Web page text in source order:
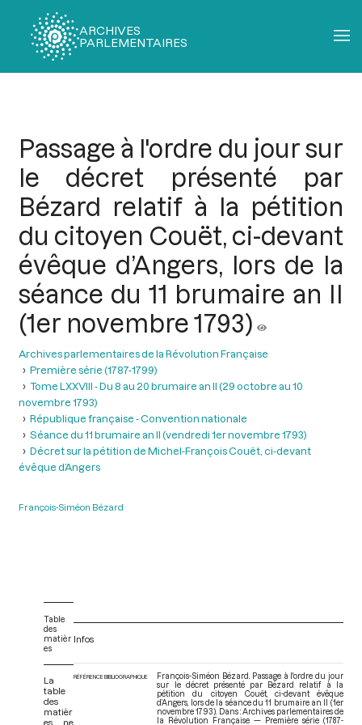
ARCHIVES
PARLEMENTAIRES
Passage à l'ordre du jour sur
le décret présenté par
Bézard relatif à la pétition
du citoyen Couët, ci-devant
évêque d’Angers, lors de la
séance du 11 brumaire an II
(1er novembre 1793)
Archives parlementaires de la Révolution Française
Première série (1787-1799)
Tome LXXVIII - Du 8 au 20 brumaire an II (29 octobre au 10
novembre 1793)
République française - Convention nationale
Séance du 11 brumaire an II (vendredi 1er novembre 1793)
Décret sur la pétition de Michel-François Couët, ci-devant
évêque d’Angers
François-Siméon Bézard
Table
des
matièr
es
La
table
des
matièr
es ne
Infos
RÉFÉRENCE BIBLIOGRAPHIQUE
François-Siméon Bézard. Passage à l'ordre du jour
sur le décret présenté par Bézard relatif à la
pétition du citoyen Couët, ci-devant évêque
d’Angers, lors de la séance du 11 brumaire an II (1er
novembre 1793). Dans : Archives parlementaires de
la Révolution Française — Première série (1787-